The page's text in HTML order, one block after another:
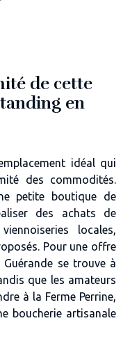
de cette
en
idéal qui
des commodités.
petite boutique de
des achats de
locales,
Pour une offre
se trouve à
que les amateurs
à la Ferme Perrine,
boucherie artisanale